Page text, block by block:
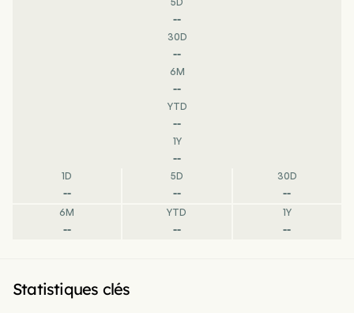
--
30D
--
6M
--
YTD
--
1Y
--
1D
--
5D
--
30D
--
6M
--
YTD
--
1Y
--
Statistiques clés